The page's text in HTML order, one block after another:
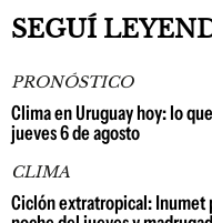
SEGUÍ
PRONÓSTICO
Clima en Uruguay hoy: lo
jueves 6 de agosto
CLIMA
Ciclón extratropical: Inumet